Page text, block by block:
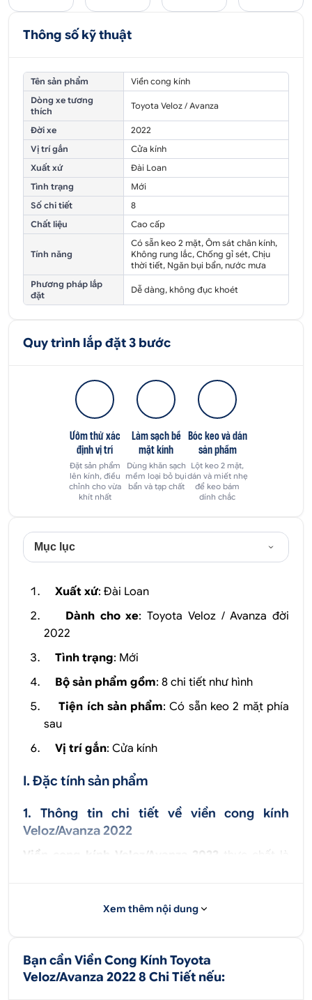
Thông số kỹ thuật
Tên sản phẩm
Viền cong kính
Dòng xe tương
thích
Toyota Veloz / Avanza
Đời xe
2022
Vị trí gắn
Cửa kính
Xuất xứ
Đài Loan
Tình trạng
Mới
Số chi tiết
8
Chất liệu
Cao cấp
Tính năng
Có sẵn keo 2 mặt, Ôm sát chân kính,
Không rung lắc, Chống gỉ sét, Chịu
thời tiết, Ngăn bụi bẩn, nước mưa
Phương pháp lắp
đặt
Dễ dàng, không đục khoét
Quy trình lắp đặt 3 bước
Ướm thử xác
định vị trí
Đặt sản phẩm
lên kính, điều
chỉnh cho vừa
khít nhất
Làm sạch bề
mặt kính
Dùng khăn sạch
mềm loại bỏ bụi
bẩn và tạp chất
Bóc keo và dán
sản phẩm
Lột keo 2 mặt,
dán và miết nhẹ
để keo bám
dính chắc
Mục lục
Xuất xứ: Đài Loan
Dành cho xe: Toyota Veloz / Avanza đời
2022
Tình trạng: Mới
Bộ sản phẩm gồm: 8 chi tiết như hình
Tiện ích sản phẩm: Có sẵn keo 2 mặt phía
sau
Vị trí gắn: Cửa kính
I. Đặc tính sản phẩm
1. Thông tin chi tiết về viền cong kính
Veloz/Avanza 2022
Viền cong kính Veloz/Avanza 2022
thực chất là
cảm giác chắc chắn, sang trọng và đẳng cấp cho
xe, không bị cong vênh khi lắp đặt.
Xem thêm nội dung
Bạn cần Viền Cong Kính Toyota
Veloz/Avanza 2022 8 Chi Tiết nếu: